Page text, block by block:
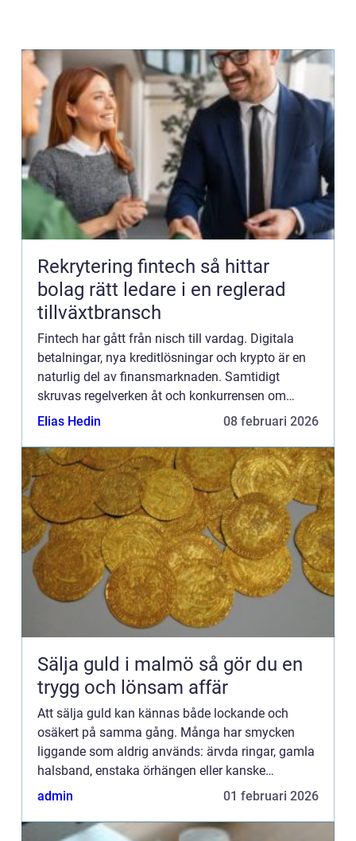
Rekrytering fintech så hittar
bolag rätt ledare i en reglerad
tillväxtbransch
Fintech har gått från nisch till vardag. Digitala
betalningar, nya kreditlösningar och krypto är en
naturlig del av finansmarknaden. Samtidigt
skruvas regelverken åt och konkurrensen om
erfarna ledare hårdnar. Företag som lyckas med
Elias Hedin 08 februari 2026
Sälja guld i malmö så gör du en
trygg och lönsam affär
Att sälja guld kan kännas både lockande och
osäkert på samma gång. Många har smycken
liggande som aldrig används: ärvda ringar, gamla
halsband, enstaka örhängen eller kanske
tandguld. Samtidigt är det svårt att veta vad som
admin 01 februari 2026